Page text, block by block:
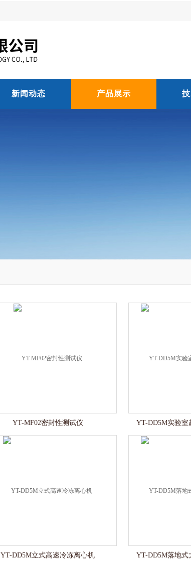
新闻动态 产品展示
YT-MF02密封性测试仪 YT-DD5M实验室
YT-DD5M立式高速冷冻离心机 YT-DD5M落地式